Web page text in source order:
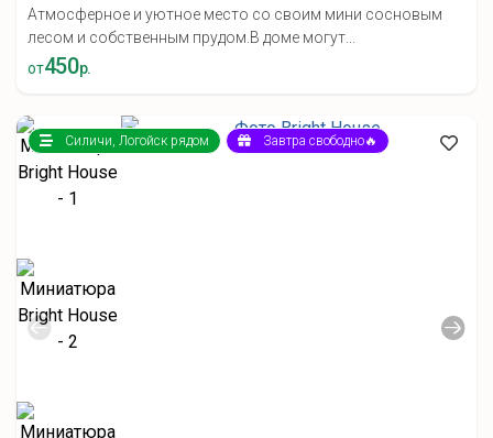
Атмосферное и уютное место со своим мини сосновым
лесом и собственным прудом.В доме могут...
от450р.
Силичи, Логойск рядом Завтра свободно🔥